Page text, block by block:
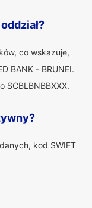
co wskazuje,
BANK - BRUNEI.
kod SWIFT